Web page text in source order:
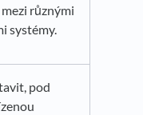
různými
systémy.
pod